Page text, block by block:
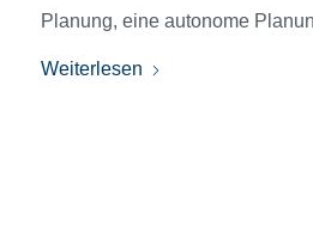
Planung, eine autonome
Weiterlesen